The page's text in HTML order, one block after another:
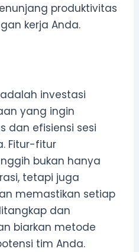
produktivitas
kerja Anda.
adalah investasi
yang ingin
dan efisiensi sesi
Fitur-fitur
bukan hanya
tetapi juga
memastikan setiap
dan
biarkan metode
tim Anda.